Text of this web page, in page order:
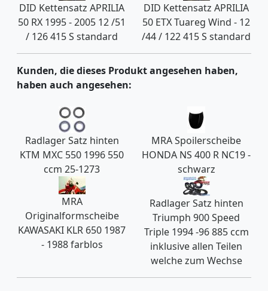
DID Kettensatz APRILIA
50 RX 1995 - 2005 12 /51
/ 126 415 S standard
DID Kettensatz APRILIA
50 ETX Tuareg Wind - 12
/44 / 122 415 S standard
Kunden, die dieses Produkt angesehen haben,
haben auch angesehen:
Radlager Satz hinten
KTM MXC 550 1996 550
ccm 25-1273
MRA Spoilerscheibe
HONDA NS 400 R NC19 -
schwarz
MRA
Originalformscheibe
KAWASAKI KLR 650 1987
- 1988 farblos
Radlager Satz hinten
Triumph 900 Speed
Triple 1994 -96 885 ccm
inklusive allen Teilen
welche zum Wechse